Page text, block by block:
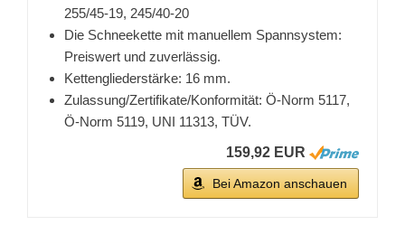
255/45-19, 245/40-20
Die Schneekette mit manuellem Spannsystem:
Preiswert und zuverlässig.
Kettengliederstärke: 16 mm.
Zulassung/Zertifikate/Konformität: Ö-Norm 5117,
Ö-Norm 5119, UNI 11313, TÜV.
159,92 EUR
Bei Amazon anschauen